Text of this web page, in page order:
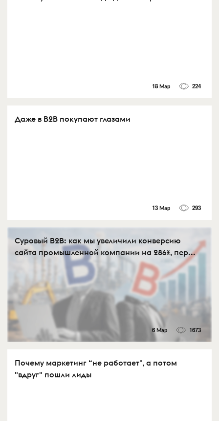
18 Мар 224
Даже в B2B покупают глазами
13 Мар 293
Суровый B2B: как мы увеличили конверсию
сайта промышленной компании на 286%, пер...
6 Мар 1673
Почему маркетинг “не работает", а потом
"вдруг" пошли лиды